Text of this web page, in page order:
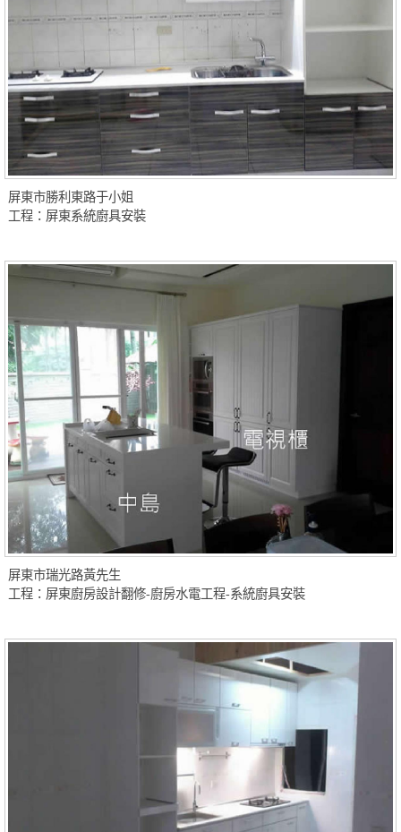
屏東市勝利東路于小姐
工程：屏東系統廚具安裝
屏東市瑞光路黃先生
工程：屏東廚房設計翻修-廚房水電工程-系統廚具安裝